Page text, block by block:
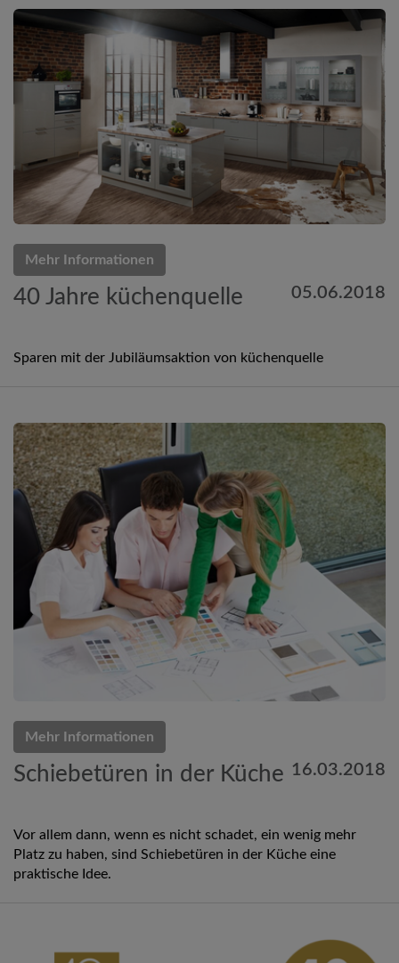
Mehr Informationen
40 Jahre küchenquelle 05.06.2018
Sparen mit der Jubiläumsaktion von küchenquelle
Mehr Informationen
Schiebetüren in der Küche 16.03.2018
Vor allem dann, wenn es nicht schadet, ein wenig mehr
Platz zu haben, sind Schiebetüren in der Küche eine
praktische Idee.